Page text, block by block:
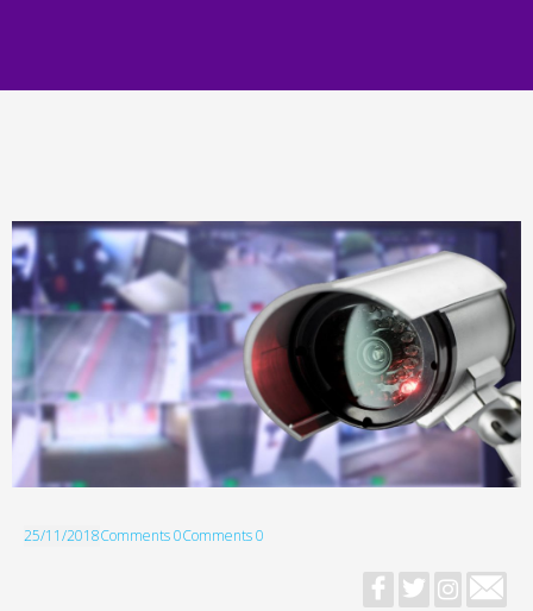
25/11/2018Comments 0Comments 0